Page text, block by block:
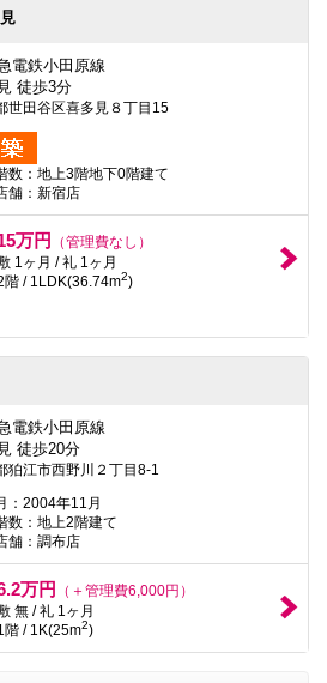
電鉄小田原線
徒歩3分
世田谷区喜多見８丁目15
数：地上3階地下0階建て
舗：新宿店
万円
（管理費なし）
1ヶ月 / 礼 1ヶ月
階 / 1LDK(36.74m2)
電鉄小田原線
徒歩20分
狛江市西野川２丁目8-1
：2004年11月
数：地上2階建て
舗：調布店
万円
（＋管理費6,000円）
無 / 礼 1ヶ月
階 / 1K(25m2)